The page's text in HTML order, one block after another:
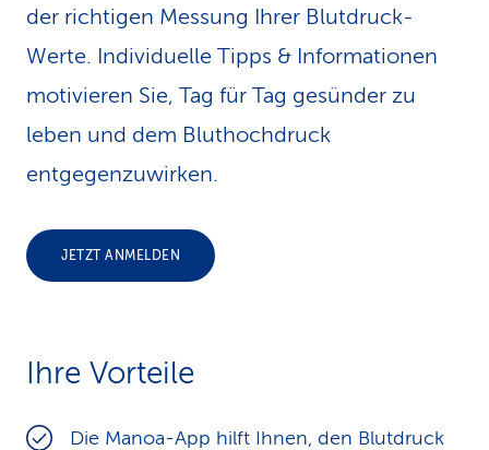
c
e
-
L
der richtigen Messung Ihrer Blutdruck-
Werte. Individuelle Tipps & Informationen
motivieren Sie, Tag für Tag gesünder zu
leben und dem Bluthochdruck
entgegenzuwirken.
JETZT ANMELDEN
Ihre Vorteile
Die Manoa-App hilft Ihnen, den Blutdruck